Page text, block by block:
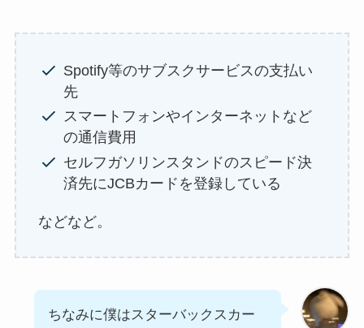
Spotify等のサブスクサービスの支払い
先
スマートフォンやインターネットなど
の通信費用
セルフガソリンスタンドのスピード決
済先にJCBカードを登録している
などなど。
ちなみに僕はスターバックスカー